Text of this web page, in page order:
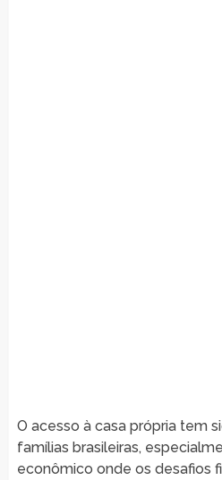
O acesso à casa própria tem
famílias brasileiras,
econômico onde os desafios